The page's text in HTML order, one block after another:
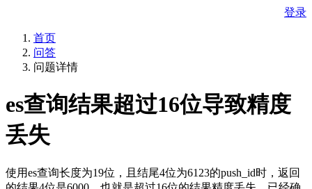
登录
首页
问答
问题详情
es查询结果超过16位导致精度
丢失
使用es查询长度为19位，且结尾4位为6123的push_id时，返回